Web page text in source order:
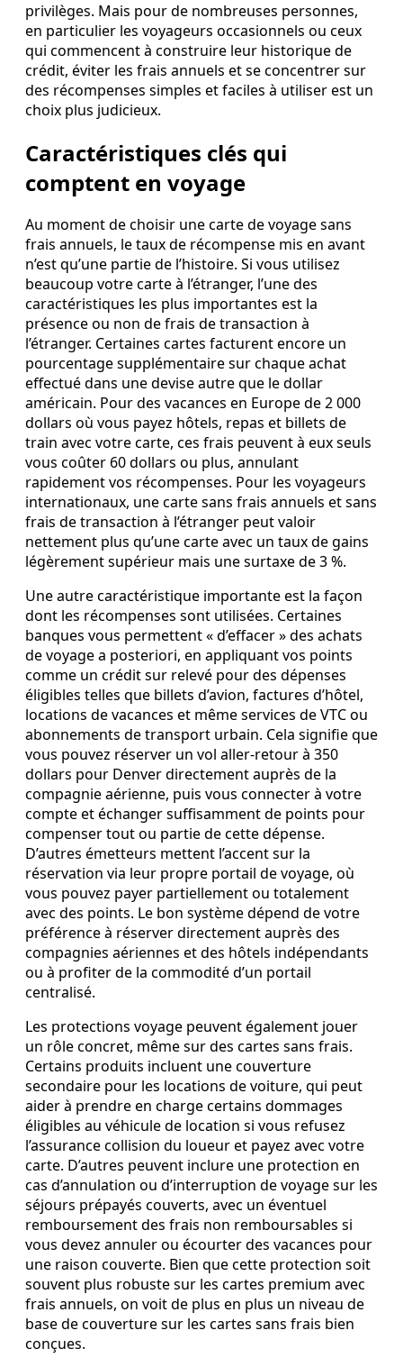
privilèges. Mais pour de nombreuses personnes,
en particulier les voyageurs occasionnels ou ceux
qui commencent à construire leur historique de
crédit, éviter les frais annuels et se concentrer sur
des récompenses simples et faciles à utiliser est un
choix plus judicieux.
Caractéristiques clés qui
comptent en voyage
Au moment de choisir une carte de voyage sans
frais annuels, le taux de récompense mis en avant
n’est qu’une partie de l’histoire. Si vous utilisez
beaucoup votre carte à l’étranger, l’une des
caractéristiques les plus importantes est la
présence ou non de frais de transaction à
l’étranger. Certaines cartes facturent encore un
pourcentage supplémentaire sur chaque achat
effectué dans une devise autre que le dollar
américain. Pour des vacances en Europe de 2 000
dollars où vous payez hôtels, repas et billets de
train avec votre carte, ces frais peuvent à eux seuls
vous coûter 60 dollars ou plus, annulant
rapidement vos récompenses. Pour les voyageurs
internationaux, une carte sans frais annuels et sans
frais de transaction à l’étranger peut valoir
nettement plus qu’une carte avec un taux de gains
légèrement supérieur mais une surtaxe de 3 %.
Une autre caractéristique importante est la façon
dont les récompenses sont utilisées. Certaines
banques vous permettent « d’effacer » des achats
de voyage a posteriori, en appliquant vos points
comme un crédit sur relevé pour des dépenses
éligibles telles que billets d’avion, factures d’hôtel,
locations de vacances et même services de VTC ou
abonnements de transport urbain. Cela signifie que
vous pouvez réserver un vol aller‑retour à 350
dollars pour Denver directement auprès de la
compagnie aérienne, puis vous connecter à votre
compte et échanger suffisamment de points pour
compenser tout ou partie de cette dépense.
D’autres émetteurs mettent l’accent sur la
réservation via leur propre portail de voyage, où
vous pouvez payer partiellement ou totalement
avec des points. Le bon système dépend de votre
préférence à réserver directement auprès des
compagnies aériennes et des hôtels indépendants
ou à profiter de la commodité d’un portail
centralisé.
Les protections voyage peuvent également jouer
un rôle concret, même sur des cartes sans frais.
Certains produits incluent une couverture
secondaire pour les locations de voiture, qui peut
aider à prendre en charge certains dommages
éligibles au véhicule de location si vous refusez
l’assurance collision du loueur et payez avec votre
carte. D’autres peuvent inclure une protection en
cas d’annulation ou d’interruption de voyage sur les
séjours prépayés couverts, avec un éventuel
remboursement des frais non remboursables si
vous devez annuler ou écourter des vacances pour
une raison couverte. Bien que cette protection soit
souvent plus robuste sur les cartes premium avec
frais annuels, on voit de plus en plus un niveau de
base de couverture sur les cartes sans frais bien
conçues.